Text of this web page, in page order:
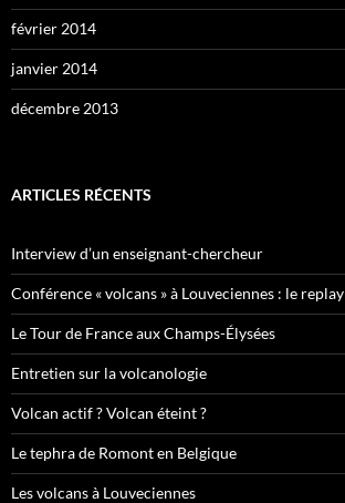
février 2014
janvier 2014
décembre 2013
ARTICLES RÉCENTS
Interview d’un enseignant-chercheur
Conférence « volcans » à Louveciennes : le replay
Le Tour de France aux Champs-Élysées
Entretien sur la volcanologie
Volcan actif ? Volcan éteint ?
Le tephra de Romont en Belgique
Les volcans à Louveciennes